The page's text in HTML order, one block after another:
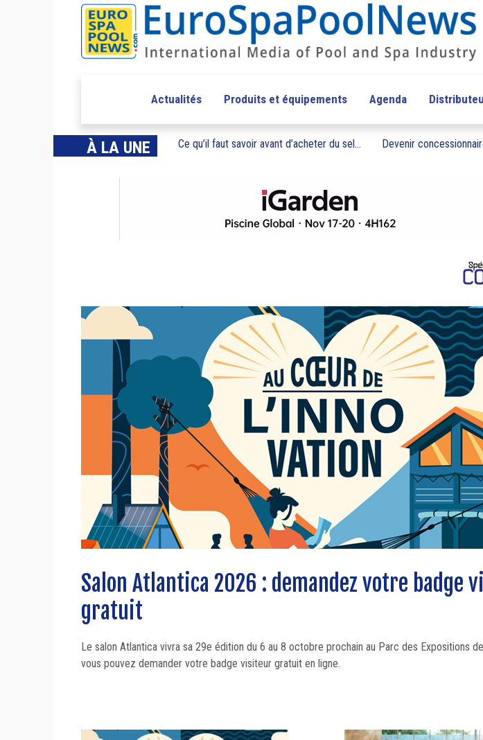
Actualités Produits et équipements Agenda
À LA UNE Ce qu’il faut savoir avant d’acheter du sel... Devenir
Salon Atlantica 2026 : demandez votre badge
gratuit
Le salon Atlantica vivra sa 29e édition du 6 au 8 octobre prochain au Parc des Expositions
vous pouvez demander votre badge visiteur gratuit en ligne.